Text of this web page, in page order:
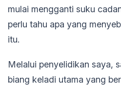
mulai mengganti suku
perlu tahu apa yang
itu.
Melalui penyelidikan saya,
biang keladi utama yang